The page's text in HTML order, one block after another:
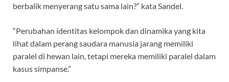
berbalik menyerang satu sama lain?” kata Sandel.
“Perubahan identitas kelompok dan dinamika yang kita
lihat dalam perang saudara manusia jarang memiliki
paralel di hewan lain, tetapi mereka memiliki paralel dalam
kasus simpanse.”